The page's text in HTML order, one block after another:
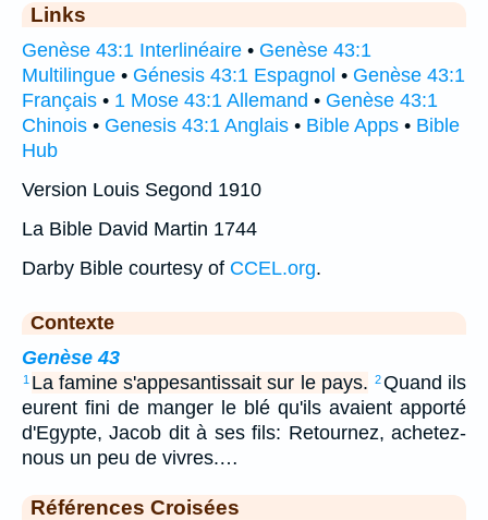
Links
Genèse 43:1 Interlinéaire • Genèse 43:1
Multilingue • Génesis 43:1 Espagnol • Genèse 43:1
Français • 1 Mose 43:1 Allemand • Genèse 43:1
Chinois • Genesis 43:1 Anglais • Bible Apps • Bible
Hub
Version Louis Segond 1910
La Bible David Martin 1744
Darby Bible courtesy of CCEL.org.
Contexte
Genèse 43
1 La famine s'appesantissait sur le pays. 2Quand ils
eurent fini de manger le blé qu'ils avaient apporté
d'Egypte, Jacob dit à ses fils: Retournez, achetez-
nous un peu de vivres.…
Références Croisées